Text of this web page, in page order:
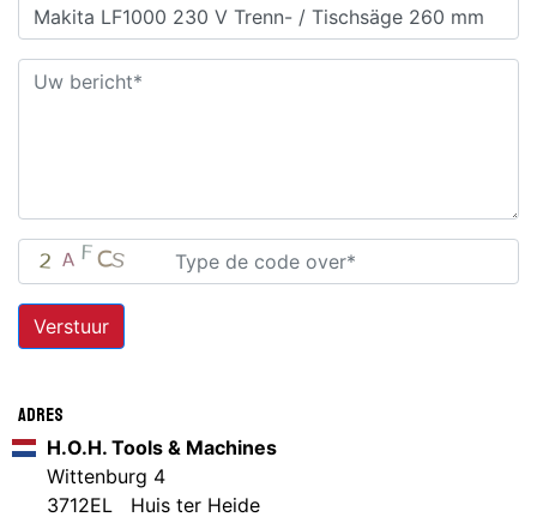
Verstuur
Adres
H.O.H. Tools & Machines
Wittenburg 4
3712EL Huis ter Heide